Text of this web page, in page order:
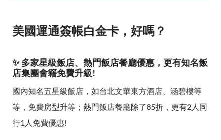
美國運通簽帳白金卡，好嗎？
✨ 多家星級飯店、熱門飯店餐廳優惠，更有知名飯
店集團會籍免費升級!
國內知名五星級飯店，如台北文華東方酒店、涵碧樓等
等，免費房型升等；熱門飯店餐廳除了85折，更有2人同
行1人免費優惠!